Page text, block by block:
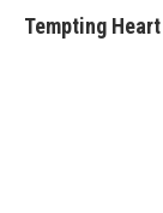
Tempting